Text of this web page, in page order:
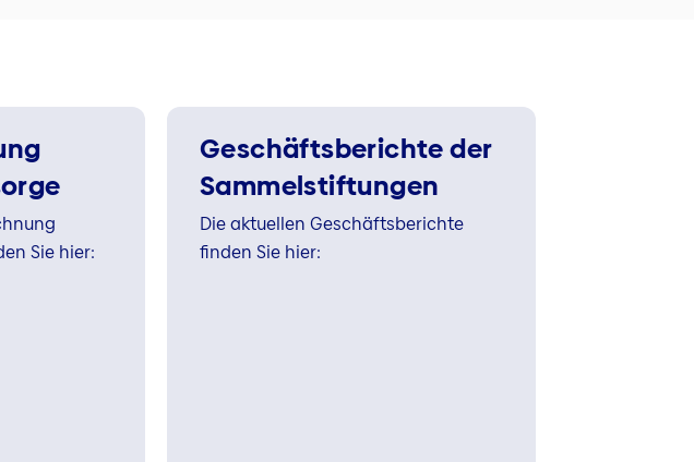
Sie hier:
Geschäftsberichte der
Sammelstiftungen
Die aktuellen Geschäftsberichte
finden Sie hier: